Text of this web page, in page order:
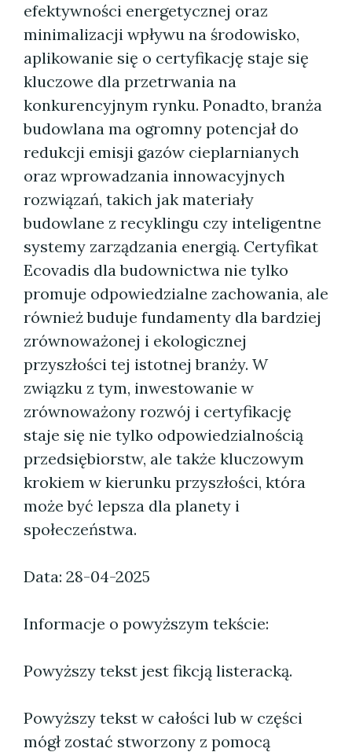
efektywności energetycznej oraz
minimalizacji wpływu na środowisko,
aplikowanie się o certyfikację staje się
kluczowe dla przetrwania na
konkurencyjnym rynku. Ponadto, branża
budowlana ma ogromny potencjał do
redukcji emisji gazów cieplarnianych
oraz wprowadzania innowacyjnych
rozwiązań, takich jak materiały
budowlane z recyklingu czy inteligentne
systemy zarządzania energią. Certyfikat
Ecovadis dla budownictwa nie tylko
promuje odpowiedzialne zachowania, ale
również buduje fundamenty dla bardziej
zrównoważonej i ekologicznej
przyszłości tej istotnej branży. W
związku z tym, inwestowanie w
zrównoważony rozwój i certyfikację
staje się nie tylko odpowiedzialnością
przedsiębiorstw, ale także kluczowym
krokiem w kierunku przyszłości, która
może być lepsza dla planety i
społeczeństwa.
Data: 28-04-2025
Informacje o powyższym tekście:
Powyższy tekst jest fikcją listeracką.
Powyższy tekst w całości lub w części
mógł zostać stworzony z pomocą